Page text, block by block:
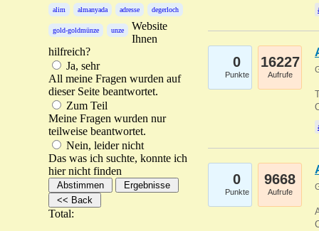
alim almanyada adresse degerloch
gold-goldmünze unze
Website
Ihnen
hilfreich?
Ja, sehr
All meine Fragen wurden auf
dieser Seite beantwortet.
Zum Teil
Meine Fragen wurden nur
teilweise beantwortet.
Nein, leider nicht
Das was ich suchte, konnte ich
hier nicht finden
Total:
0
Punkte
16227
Aufrufe
0
Punkte
9668
Aufrufe